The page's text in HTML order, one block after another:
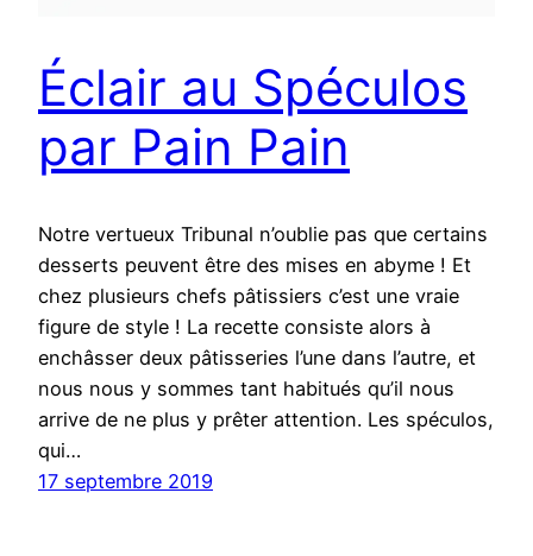
Éclair au Spéculos
par Pain Pain
Notre vertueux Tribunal n’oublie pas que certains
desserts peuvent être des mises en abyme ! Et
chez plusieurs chefs pâtissiers c’est une vraie
figure de style ! La recette consiste alors à
enchâsser deux pâtisseries l’une dans l’autre, et
nous nous y sommes tant habitués qu’il nous
arrive de ne plus y prêter attention. Les spéculos,
qui…
17 septembre 2019